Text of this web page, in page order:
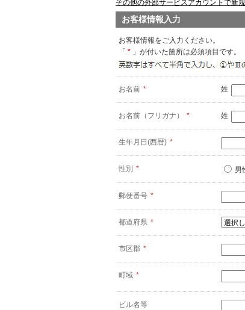
その他の外部サービスアカウントで新
お客様情報入力
お客様情報をご入力ください。
「 * 」が付いた箇所は必須項目です。
お名前 * 姓
お名前（フリガナ） * 姓
生年月日(西暦) *
性別 * 男
郵便番号 *
都道府県 *
市区郡 *
町域 *
ビル名等